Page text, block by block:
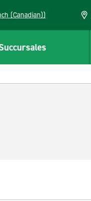
(Canadian))